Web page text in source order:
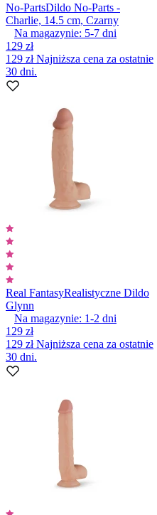
No-PartsDildo No-Parts -
Charlie, 14.5 cm, Czarny
Na magazynie: 5-7 dni
129 zł
129 złNajniższa cena za ostatnie
30 dni.
Real FantasyRealistyczne Dildo
Glynn
Na magazynie: 1-2 dni
129 zł
129 złNajniższa cena za ostatnie
30 dni.